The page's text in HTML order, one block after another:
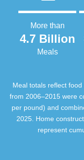
More than
4.7 Billion
Meals
Meal totals reflect
from 2006–2015 were
per pound) and
2025. Home
represent